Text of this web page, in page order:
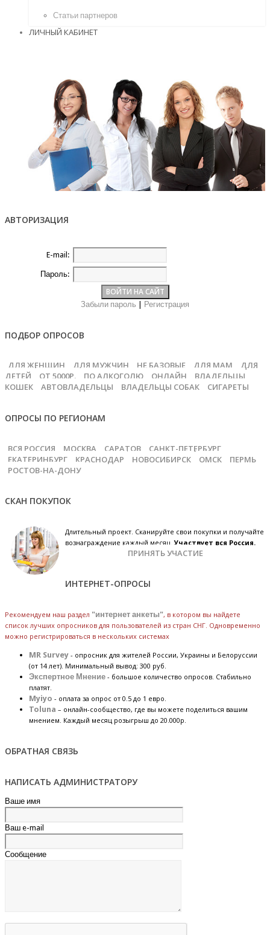
Статьи партнеров
ЛИЧНЫЙ КАБИНЕТ
АВТОРИЗАЦИЯ
E-mail:
Пароль:
Забыли пароль Регистрация
ПОДБОР ОПРОСОВ
ДЛЯ ЖЕНЩИН ДЛЯ МУЖЧИН НЕ БАЗОВЫЕ ДЛЯ МАМ
ДЛЯ
ДЕТЕЙ
ОТ 5000Р. ПО АЛКОГОЛЮ ОНЛАЙН
ВЛАДЕЛЬЦЫ
КОШЕК
АВТОВЛАДЕЛЬЦЫ ВЛАДЕЛЬЦЫ СОБАК СИГАРЕТЫ
ОПРОСЫ ПО РЕГИОНАМ
ВСЯ РОССИЯ МОСКВА САРАТОВ
САНКТ-ПЕТЕРБУРГ
ЕКАТЕРИНБУРГ
КРАСНОДАР НОВОСИБИРСК ОМСК
ПЕРМЬ
РОСТОВ-НА-ДОНУ
СКАН ПОКУПОК
Длительный проект. Сканируйте свои покупки и получайте
вознаграждение каждый месяц.Участвует вся Россия.
ПРИНЯТЬ УЧАСТИЕ
ИНТЕРНЕТ-ОПРОСЫ
Рекомендуем наш раздел "интернет анкеты", в котором вы найдете
список лучших опросников для пользователей из стран СНГ. Одновременно
можно регистрироваться в нескольких системах
MR Survey - опросник для жителей России, Украины и Белоруссии
(от 14 лет). Минимальный вывод: 300 руб.
Экспертное Мнение - большое количество опросов. Стабильно
платят.
Myiyo - оплата за опрос от 0.5 до 1 евро.
Toluna – онлайн-сообщество, где вы можете поделиться вашим
мнением. Каждый месяц розыгрыш до 20.000р.
ОБРАТНАЯ СВЯЗЬ
НАПИСАТЬ АДМИНИСТРАТОРУ
Ваше имя
Ваш e-mail
Сообщение